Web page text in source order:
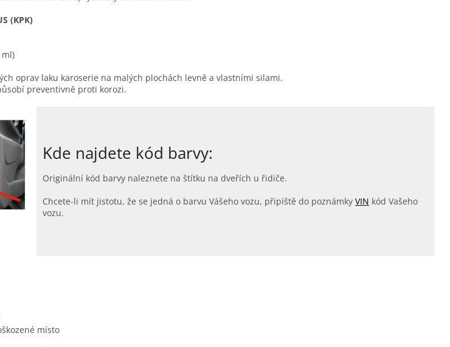
(KPK)
ml)
oprav laku karoserie na malých plochách levně a vlastními silami.
preventivně proti korozi.
Kde najdete kód barvy:
Originální kód barvy naleznete na štítku na dveřích u řidiče.
Chcete-li mít jistotu, že se jedná o barvu Vášeho vozu, připiště do poznámky VIN kód Vašeho
vozu.
místo